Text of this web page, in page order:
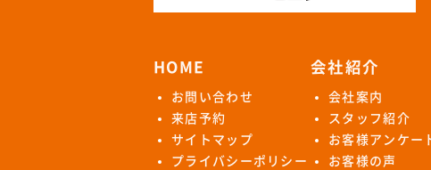
HOME
お問い合わせ
来店予約
サイトマップ
プライバシーポリシー
会社紹介
会社案内
スタッフ紹介
お客様アンケー
お客様の声